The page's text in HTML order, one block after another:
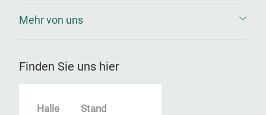
Mehr von uns
Finden Sie uns hier
Halle Stand